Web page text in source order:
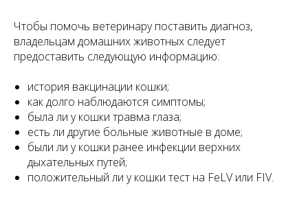
Чтобы помочь ветеринару поставить диагноз,
владельцам домашних животных следует
предоставить следующую информацию:
история вакцинации кошки;
как долго наблюдаются симптомы;
была ли у кошки травма глаза;
есть ли другие больные животные в доме;
были ли у кошки ранее инфекции верхних
дыхательных путей;
положительный ли у кошки тест на FeLV или FIV.